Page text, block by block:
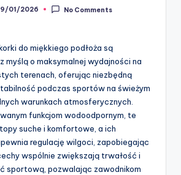
01/2026 No Comments
do miękkiego podłoża są
myślą o maksymalnej wydajności na
terenach, oferując niezbędną
podczas sportów na świeżym
warunkach atmosferycznych.
funkcjom wodoodpornym, te
suche i komfortowe, a ich
regulację wilgoci, zapobiegając
wspólnie zwiększają trwałość i
sportową, pozwalając zawodnikom